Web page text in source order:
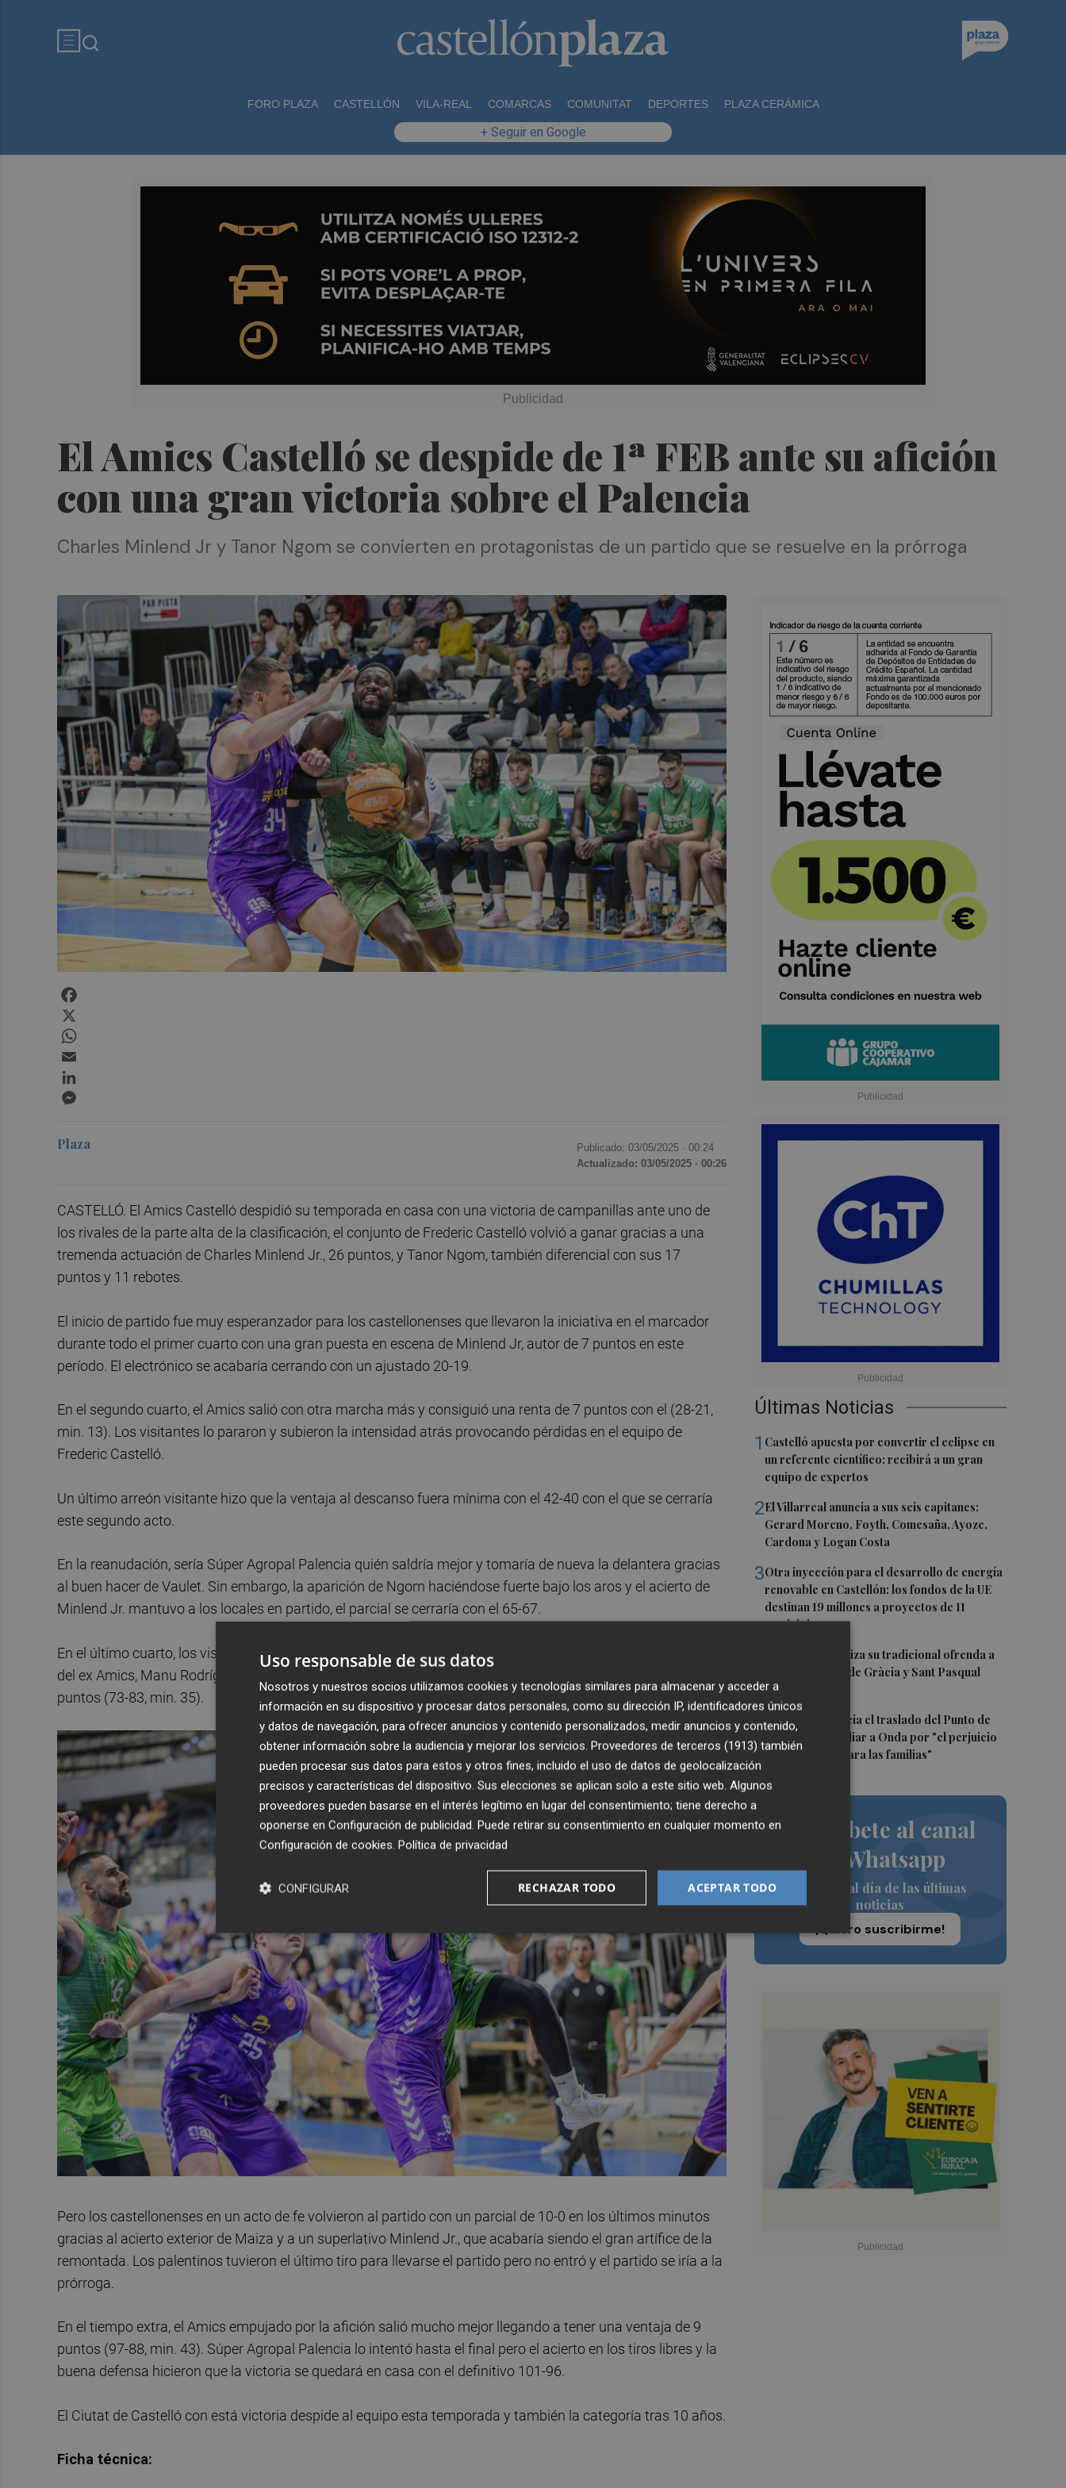
FORO PLAZA CASTELLÓN VILA-REAL COMARCAS COMUNITAT DEPORTES PLAZA CERÁMICA
+ Seguir en Google
El Amics Castelló se despide de 1ª FEB ante su afición
con una gran victoria sobre el Palencia
Charles Minlend Jr y Tanor Ngom se convierten en protagonistas de un partido que se resuelve en la prórroga
Últimas Noticias
1 Castelló apuesta por convertir el eclipse en
un referente científico: recibirá a un gran
equipo de expertos
2El Villarreal anuncia a sus seis capitanes:
Gerard Moreno, Foyth, Comesaña, Ayoze,
Cardona y Logan Costa
3Otra inyección para el desarrollo de energía
renovable en Castellón: los fondos de la UE
destinan 19 millones a proyectos de 11
municipios
El Villarreal realiza su tradicional ofrenda a
la Mare de Déu de Gràcia y Sant Pasqual
Baylón
5Vila-real denuncia el traslado del Punto de
Encuentro Familiar a Onda por "el perjuicio
que supondrá para las familias"
Suscríbete al canal
de Whatsapp
Siempre al día de las últimas
noticias
¡Quiero suscribirme!
Plaza Publicado: 03/05/2025 · 00:24
Actualizado: 03/05/2025 · 00:26
CASTELLÓ. El Amics Castelló despidió su temporada en casa con una victoria de campanillas ante uno de
los rivales de la parte alta de la clasificación, el conjunto de Frederic Castelló volvió a ganar gracias a una
tremenda actuación de Charles Minlend Jr., 26 puntos, y Tanor Ngom, también diferencial con sus 17
puntos y 11 rebotes.
El inicio de partido fue muy esperanzador para los castellonenses que llevaron la iniciativa en el marcador
durante todo el primer cuarto con una gran puesta en escena de Minlend Jr, autor de 7 puntos en este
período. El electrónico se acabaría cerrando con un ajustado 20-19.
En el segundo cuarto, el Amics salió con otra marcha más y consiguió una renta de 7 puntos con el (28-21,
min. 13). Los visitantes lo pararon y subieron la intensidad atrás provocando pérdidas en el equipo de
Frederic Castelló.
Un último arreón visitante hizo que la ventaja al descanso fuera mínima con el 42-40 con el que se cerraría
este segundo acto.
En la reanudación, sería Súper Agropal Palencia quién saldría mejor y tomaría de nueva la delantera gracias
al buen hacer de Vaulet. Sin embargo, la aparición de Ngom haciéndose fuerte bajo los aros y el acierto de
Minlend Jr. mantuvo a los locales en partido, el parcial se cerraría con el 65-67.
En el último cuarto, los visitantes salieron a dar un golpe de efecto al partido y lo consiguieron con el acierto
del ex Amics, Manu Rodríguez, y la intensidad en la pintura de Nkereuwen. La renta llegó a la decena de
puntos (73-83, min. 35).
Pero los castellonenses en un acto de fe volvieron al partido con un parcial de 10-0 en los últimos minutos
gracias al acierto exterior de Maiza y a un superlativo Minlend Jr., que acabaría siendo el gran artífice de la
remontada. Los palentinos tuvieron el último tiro para llevarse el partido pero no entró y el partido se iría a la
prórroga.
En el tiempo extra, el Amics empujado por la afición salió mucho mejor llegando a tener una ventaja de 9
puntos (97-88, min. 43). Súper Agropal Palencia lo intentó hasta el final pero el acierto en los tiros libres y la
buena defensa hicieron que la victoria se quedará en casa con el definitivo 101-96.
El Ciutat de Castelló con está victoria despide al equipo esta temporada y también la categoría tras 10 años.
Ficha técnica:
Uso responsable de sus datos
Nosotros y nuestros socios utilizamos cookies y tecnologías similares para almacenar y acceder a
información en su dispositivo y procesar datos personales, como su dirección IP, identificadores únicos
y datos de navegación, para ofrecer anuncios y contenido personalizados, medir anuncios y contenido,
obtener información sobre la audiencia y mejorar los servicios. Proveedores de terceros (1913) también
pueden procesar sus datos para estos y otros fines, incluido el uso de datos de geolocalización
precisos y características del dispositivo. Sus elecciones se aplican solo a este sitio web. Algunos
proveedores pueden basarse en el interés legítimo en lugar del consentimiento; tiene derecho a
oponerse en Configuración de publicidad. Puede retirar su consentimiento en cualquier momento en
Configuración de cookies. Política de privacidad
ACEPTAR TODO
RECHAZAR TODO
CONFIGURAR